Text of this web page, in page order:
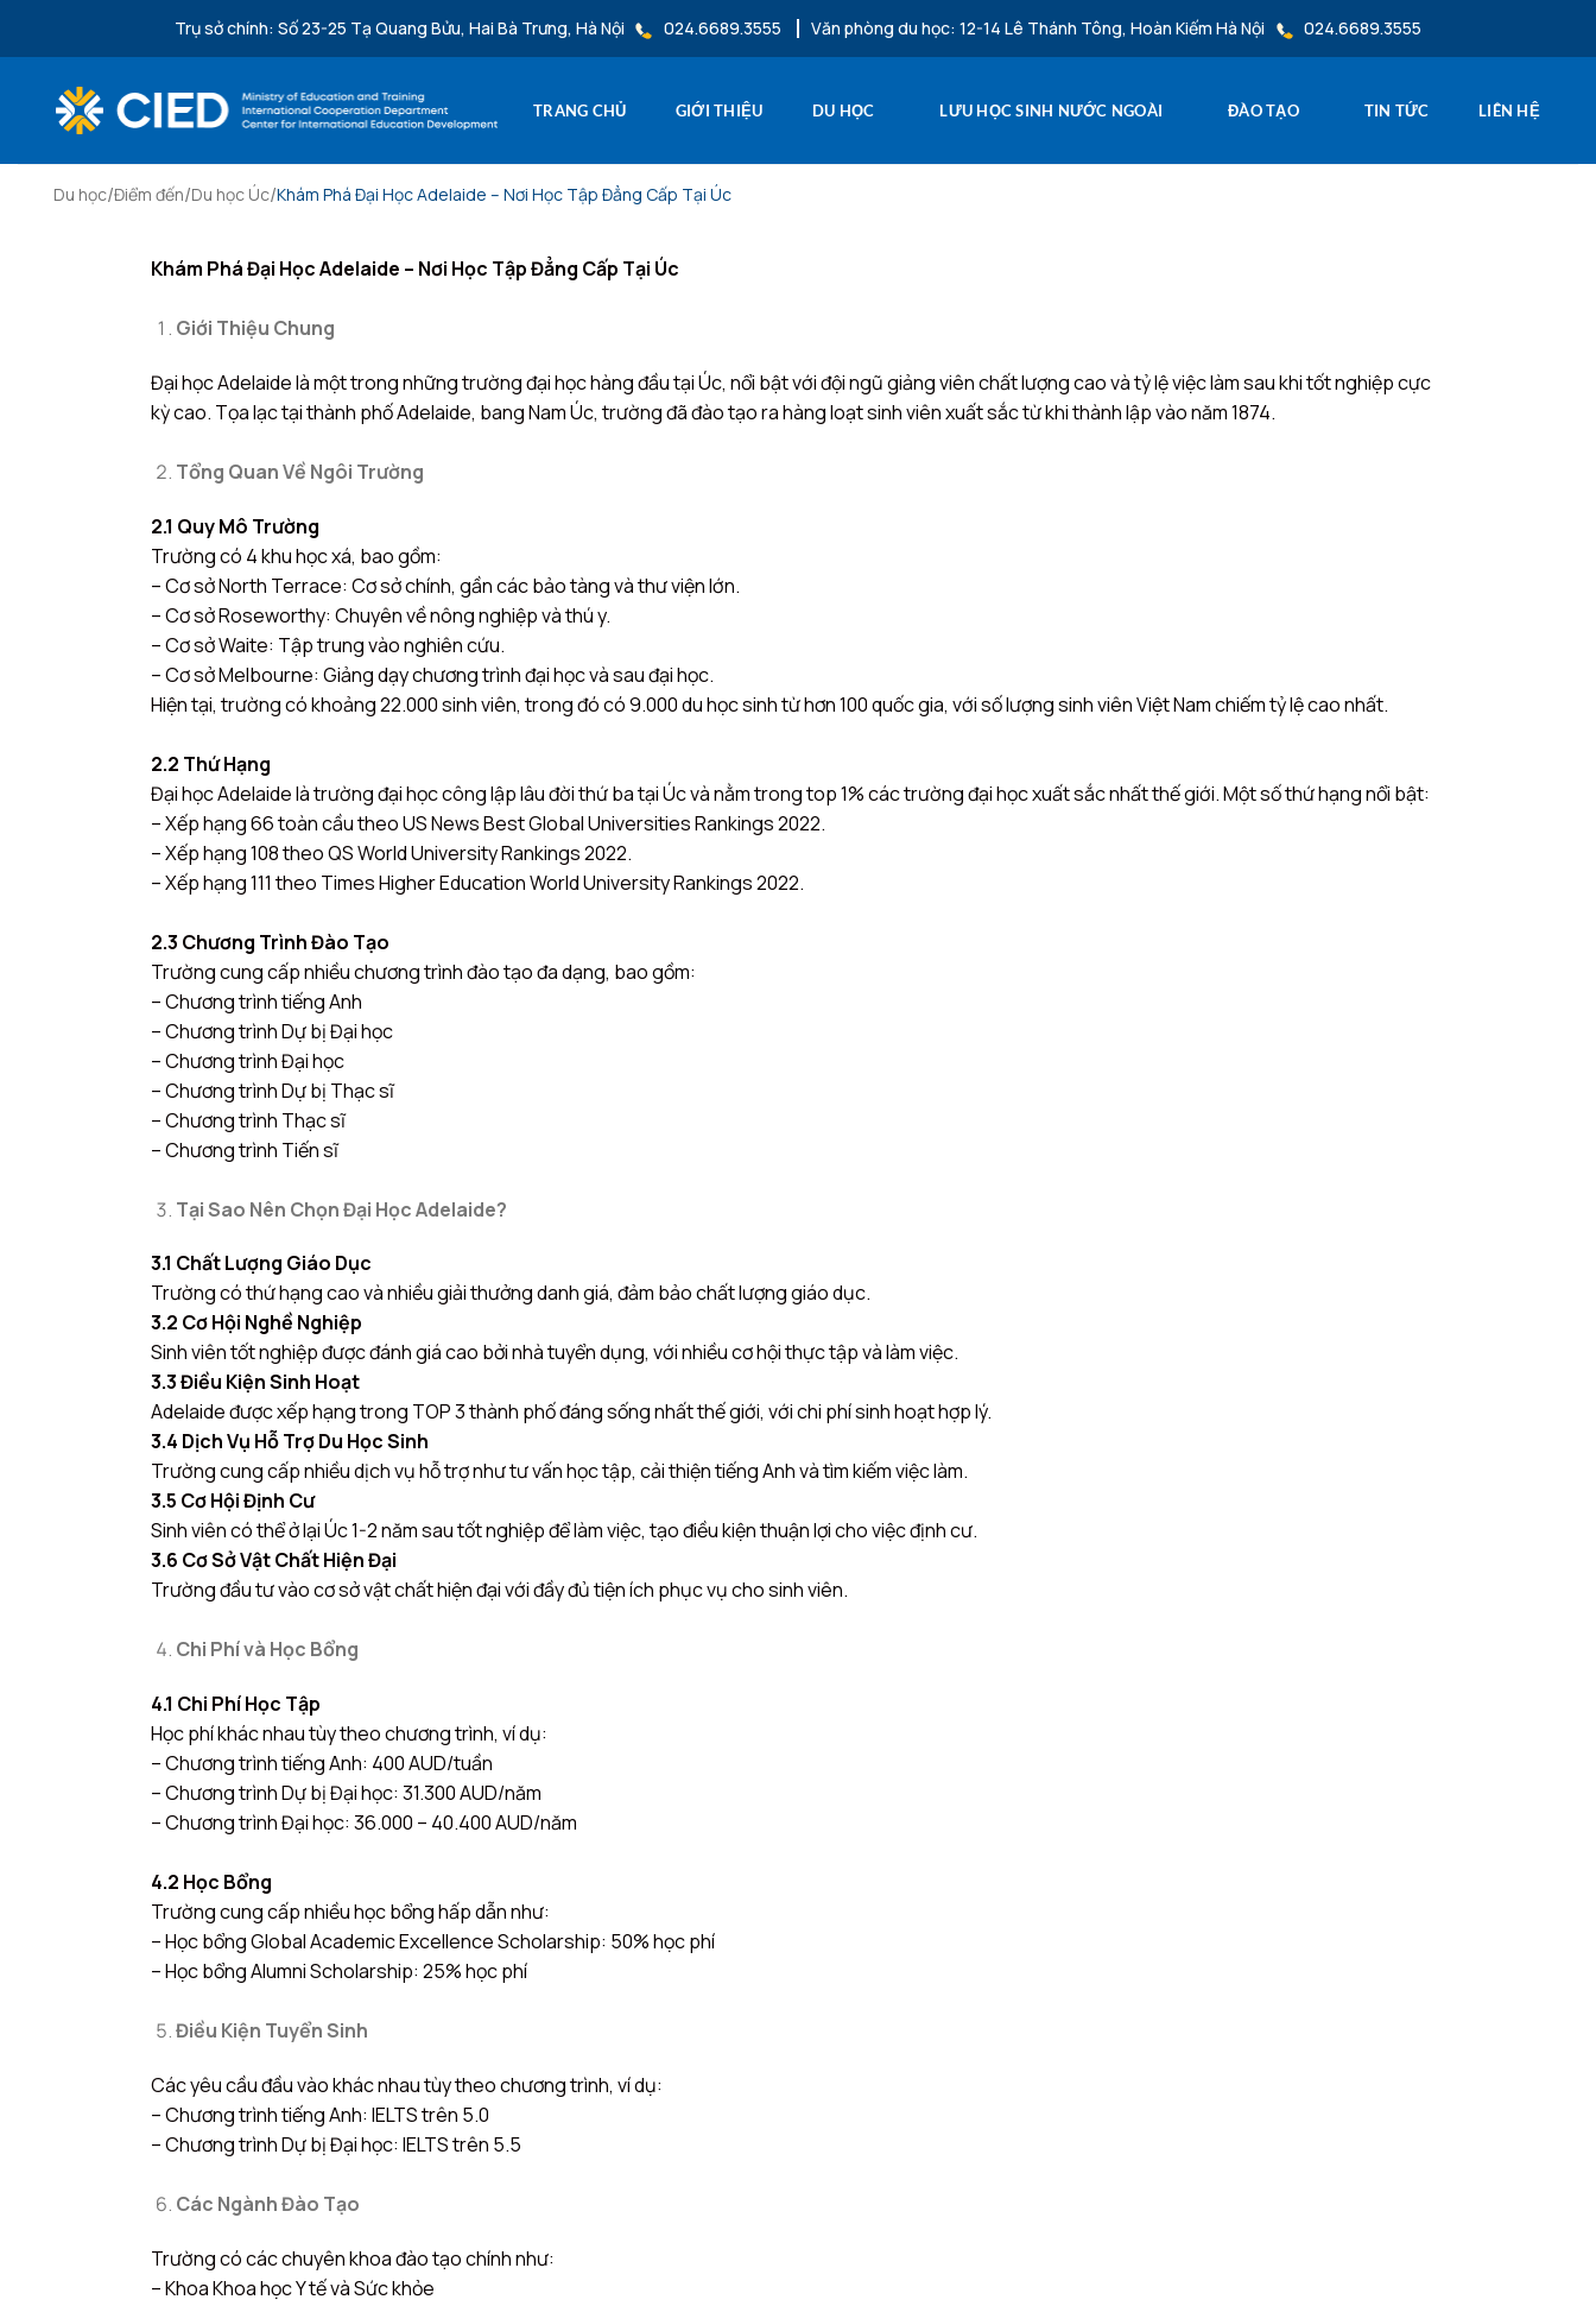
Trụ sở chính: Số 23-25 Tạ Quang Bửu, Hai Bà Trưng, Hà Nội 024.6689.3555 Văn phòng du học: 12-14 Lê Thánh Tông, Hoàn Kiếm Hà Nội 024.6689.3555
TRANG CHỦ GIỚI THIỆU DU HỌC LƯU HỌC SINH NƯỚC NGOÀI ĐÀO TẠO TIN TỨC LIÊN HỆ
Du học/Điểm đến/Du học Úc/Khám Phá Đại Học Adelaide – Nơi Học Tập Đẳng Cấp Tại Úc
Khám Phá Đại Học Adelaide – Nơi Học Tập Đẳng Cấp Tại Úc
Giới Thiệu Chung
Đại học Adelaide là một trong những trường đại học hàng đầu tại Úc, nổi bật với đội ngũ giảng viên chất lượng cao và tỷ lệ việc làm sau khi tốt nghiệp cực
kỳ cao. Tọa lạc tại thành phố Adelaide, bang Nam Úc, trường đã đào tạo ra hàng loạt sinh viên xuất sắc từ khi thành lập vào năm 1874.
Tổng Quan Về Ngôi Trường
2.1 Quy Mô Trường
Trường có 4 khu học xá, bao gồm:
– Cơ sở North Terrace: Cơ sở chính, gần các bảo tàng và thư viện lớn.
– Cơ sở Roseworthy: Chuyên về nông nghiệp và thú y.
– Cơ sở Waite: Tập trung vào nghiên cứu.
– Cơ sở Melbourne: Giảng dạy chương trình đại học và sau đại học.
Hiện tại, trường có khoảng 22.000 sinh viên, trong đó có 9.000 du học sinh từ hơn 100 quốc gia, với số lượng sinh viên Việt Nam chiếm tỷ lệ cao nhất.
2.2 Thứ Hạng
Đại học Adelaide là trường đại học công lập lâu đời thứ ba tại Úc và nằm trong top 1% các trường đại học xuất sắc nhất thế giới. Một số thứ hạng nổi bật:
– Xếp hạng 66 toàn cầu theo US News Best Global Universities Rankings 2022.
– Xếp hạng 108 theo QS World University Rankings 2022.
– Xếp hạng 111 theo Times Higher Education World University Rankings 2022.
2.3 Chương Trình Đào Tạo
Trường cung cấp nhiều chương trình đào tạo đa dạng, bao gồm:
– Chương trình tiếng Anh
– Chương trình Dự bị Đại học
– Chương trình Đại học
– Chương trình Dự bị Thạc sĩ
– Chương trình Thạc sĩ
– Chương trình Tiến sĩ
Tại Sao Nên Chọn Đại Học Adelaide?
3.1 Chất Lượng Giáo Dục
Trường có thứ hạng cao và nhiều giải thưởng danh giá, đảm bảo chất lượng giáo dục.
3.2 Cơ Hội Nghề Nghiệp
Sinh viên tốt nghiệp được đánh giá cao bởi nhà tuyển dụng, với nhiều cơ hội thực tập và làm việc.
3.3 Điều Kiện Sinh Hoạt
Adelaide được xếp hạng trong TOP 3 thành phố đáng sống nhất thế giới, với chi phí sinh hoạt hợp lý.
3.4 Dịch Vụ Hỗ Trợ Du Học Sinh
Trường cung cấp nhiều dịch vụ hỗ trợ như tư vấn học tập, cải thiện tiếng Anh và tìm kiếm việc làm.
3.5 Cơ Hội Định Cư
Sinh viên có thể ở lại Úc 1-2 năm sau tốt nghiệp để làm việc, tạo điều kiện thuận lợi cho việc định cư.
3.6 Cơ Sở Vật Chất Hiện Đại
Trường đầu tư vào cơ sở vật chất hiện đại với đầy đủ tiện ích phục vụ cho sinh viên.
Chi Phí và Học Bổng
4.1 Chi Phí Học Tập
Học phí khác nhau tùy theo chương trình, ví dụ:
– Chương trình tiếng Anh: 400 AUD/tuần
– Chương trình Dự bị Đại học: 31.300 AUD/năm
– Chương trình Đại học: 36.000 – 40.400 AUD/năm
4.2 Học Bổng
Trường cung cấp nhiều học bổng hấp dẫn như:
– Học bổng Global Academic Excellence Scholarship: 50% học phí
– Học bổng Alumni Scholarship: 25% học phí
Điều Kiện Tuyển Sinh
Các yêu cầu đầu vào khác nhau tùy theo chương trình, ví dụ:
– Chương trình tiếng Anh: IELTS trên 5.0
– Chương trình Dự bị Đại học: IELTS trên 5.5
Các Ngành Đào Tạo
Trường có các chuyên khoa đào tạo chính như:
– Khoa Khoa học Y tế và Sức khỏe